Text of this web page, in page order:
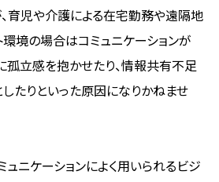
育児や介護による在宅勤務や遠隔地
環境の場合はコミュニケーションが
孤立感を抱かせたり、情報共有不足
たりといった原因になりかねませ
ュニケーションによく用いられるビジ